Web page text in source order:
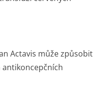
Actavis může způsobit